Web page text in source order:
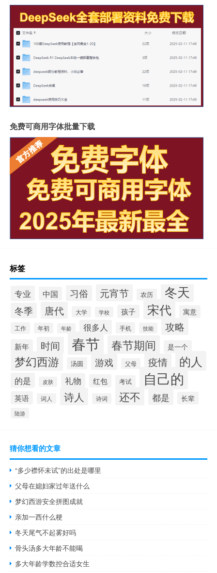
免费可商用字体批量下载
标签
专业 中国 习俗 元宵节 农历 冬天
冬季 唐代 大学 学校 孩子 宋代 寓意
工作 年初 年龄 很多人 手机 技能 攻略
新年 时间 春节 春节期间 是一个
梦幻西游 汤圆 游戏 父母 疫情 的人
的是 皮肤 礼物 红包 考试 自己的
英语 词人 诗人 诗词 还不 都是 长辈
陆游
猜你想看的文章
“多少襟怀未试”的出处是哪里
父母在媳妇家过年送什么
梦幻西游安全拼图成就
亲加一西什么梗
冬天尾气不起雾好吗
骨头汤多大年龄不能喝
多大年龄学数控合适女生